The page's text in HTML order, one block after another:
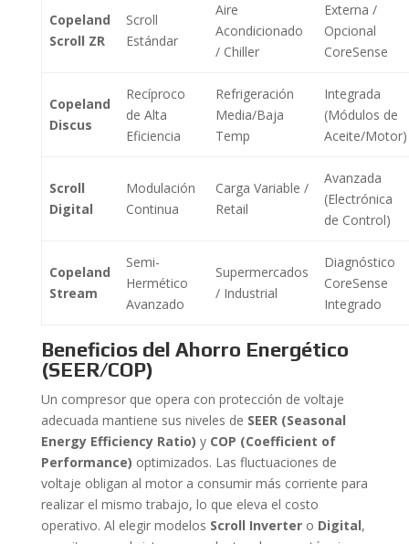
Copeland
Scroll ZR
Scroll
Estándar
Aire
Acondicionado
/ Chiller
Externa /
Opcional
CoreSense
Copeland
Discus
Recíproco
de Alta
Eficiencia
Refrigeración
Media/Baja
Temp
Integrada
(Módulos de
Aceite/Motor)
Scroll
Digital
Modulación
Continua
Carga Variable /
Retail
Avanzada
(Electrónica
de Control)
Copeland
Stream
Semi-
Hermético
Avanzado
Supermercados
/ Industrial
Diagnóstico
CoreSense
Integrado
Beneficios del Ahorro Energético
(SEER/COP)
Un compresor que opera con protección de voltaje
adecuada mantiene sus niveles de SEER (Seasonal
Energy Efficiency Ratio) y COP (Coefficient of
Performance) optimizados. Las fluctuaciones de
voltaje obligan al motor a consumir más corriente para
realizar el mismo trabajo, lo que eleva el costo
operativo. Al elegir modelos Scroll Invertero Digital,